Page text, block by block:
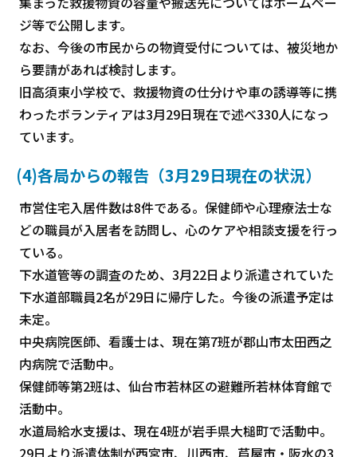
ジ等で公開します。
なお、今後の市民からの物資受付については、被災地か
ら要請があれば検討します。
旧高須東小学校で、救援物資の仕分けや車の誘導等に携
わったボランティアは3月29日現在で述べ330人になっ
ています。
(4)各局からの報告（3月29日現在の状況）
市営住宅入居件数は8件である。保健師や心理療法士な
どの職員が入居者を訪問し、心のケアや相談支援を行っ
ている。
下水道管等の調査のため、3月22日より派遣されていた
下水道部職員2名が29日に帰庁した。今後の派遣予定は
未定。
中央病院医師、看護士は、現在第7班が郡山市太田西之
内病院で活動中。
保健師等第2班は、仙台市若林区の避難所若林体育館で
活動中。
水道局給水支援は、現在4班が岩手県大槌町で活動中。